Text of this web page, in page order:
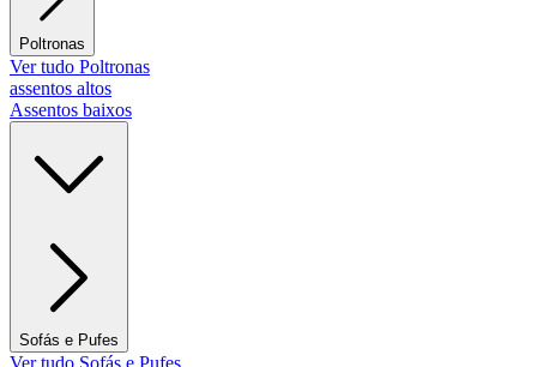
Poltronas
Ver tudo Poltronas
assentos altos
Assentos baixos
Sofás e Pufes